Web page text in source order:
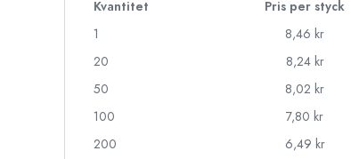
Flaskor med motiv
Ginflaskor
Julflaskor
Dekorativa flaskor
Kvantitet Pris per styck
1
8,46 kr
20
8,24 kr
50
8,02 kr
100
7,80 kr
200
6,49 kr